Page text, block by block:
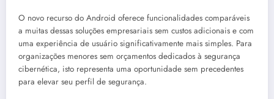
O novo recurso do Android oferece funcionalidades comparáveis
a muitas dessas soluções empresariais sem custos adicionais e com
uma experiência de usuário significativamente mais simples. Para
organizações menores sem orçamentos dedicados à segurança
cibernética, isto representa uma oportunidade sem precedentes
para elevar seu perfil de segurança.